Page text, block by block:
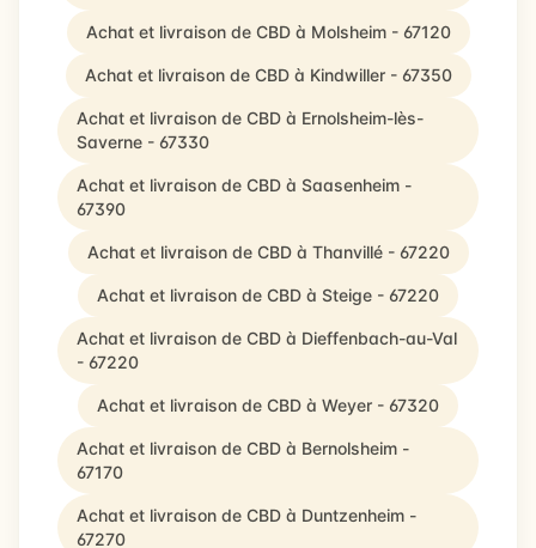
Achat et livraison de CBD à Molsheim - 67120
Achat et livraison de CBD à Kindwiller - 67350
Achat et livraison de CBD à Ernolsheim-lès-
Saverne - 67330
Achat et livraison de CBD à Saasenheim -
67390
Achat et livraison de CBD à Thanvillé - 67220
Achat et livraison de CBD à Steige - 67220
Achat et livraison de CBD à Dieffenbach-au-Val
- 67220
Achat et livraison de CBD à Weyer - 67320
Achat et livraison de CBD à Bernolsheim -
67170
Achat et livraison de CBD à Duntzenheim -
67270